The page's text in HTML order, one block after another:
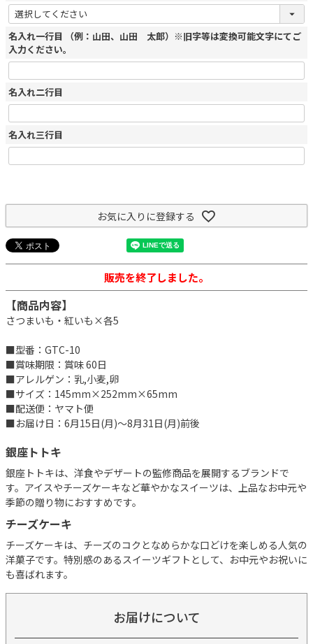
名入れ一行目 （例：山田、山田 太郎）※旧字等は変換可能文字にてご
入力ください。
名入れ二行目
名入れ三行目
お気に入りに登録する
販売を終了しました。
【商品内容】
さつまいも・紅いも×各5
■型番：GTC-10
■賞味期限：賞味 60日
■アレルゲン：乳,小麦,卵
■サイズ：145mm×252mm×65mm
■配送便：ヤマト便
■お届け日：6月15日(月)～8月31日(月)前後
銀座トトキ
銀座トトキは、洋食やデザートの監修商品を展開するブランドで
す。アイスやチーズケーキなど華やかなスイーツは、上品なお中元や
季節の贈り物におすすめです。
チーズケーキ
チーズケーキは、チーズのコクとなめらかな口どけを楽しめる人気の
洋菓子です。特別感のあるスイーツギフトとして、お中元やお祝いに
も喜ばれます。
お届けについて